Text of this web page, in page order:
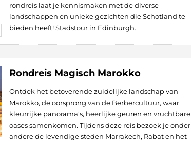
rondreis laat je kennismaken met de diverse
landschappen en unieke gezichten die Schotland te
bieden heeft! Stadstour in Edinburgh.
Rondreis Magisch Marokko
Ontdek het betoverende zuidelijke landschap van
Marokko, de oorsprong van de Berbercultuur, waar
kleurrijke panorama's, heerlijke geuren en vruchtbare
oases samenkomen. Tijdens deze reis bezoek je onder
andere de levendige steden Marrakech, Rabat en het